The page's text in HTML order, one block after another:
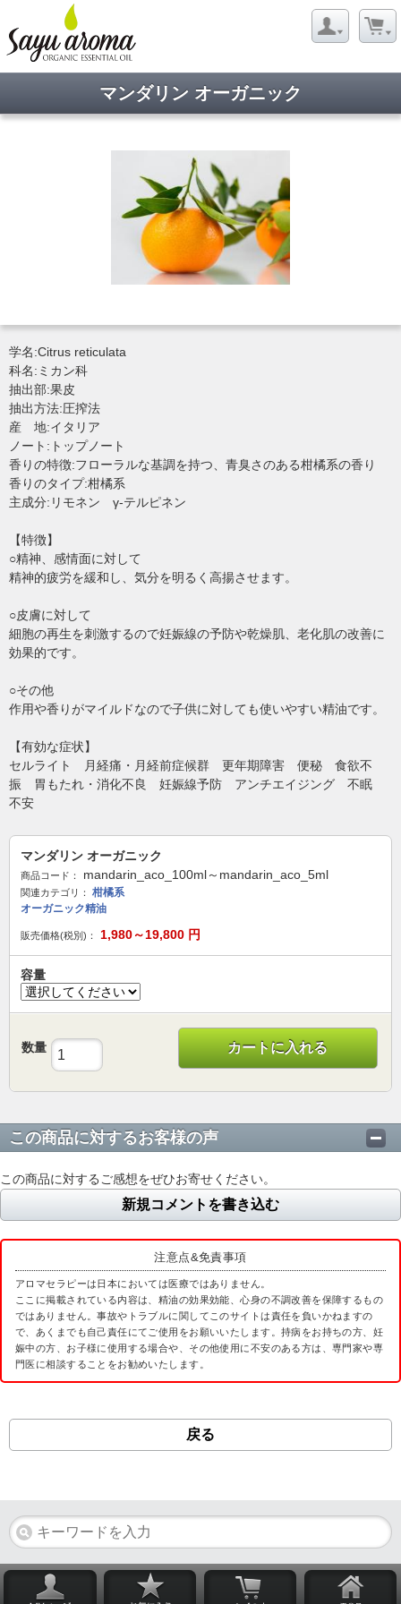
マンダリン オーガニック
学名:Citrus reticulata
科名:ミカン科
抽出部:果皮
抽出方法:圧搾法
産 地:イタリア
ノート:トップノート
香りの特徴:フローラルな基調を持つ、青臭さのある柑橘系の香り
香りのタイプ:柑橘系
主成分:リモネン γ-テルピネン
【特徴】
○精神、感情面に対して
精神的疲労を緩和し、気分を明るく高揚させます。
○皮膚に対して
細胞の再生を刺激するので妊娠線の予防や乾燥肌、老化肌の改善に
効果的です。
○その他
作用や香りがマイルドなので子供に対しても使いやすい精油です。
【有効な症状】
セルライト 月経痛・月経前症候群 更年期障害 便秘 食欲不
振 胃もたれ・消化不良 妊娠線予防 アンチエイジング 不眠
不安
マンダリン オーガニック
商品コード： mandarin_aco_100ml～mandarin_aco_5ml
関連カテゴリ：
柑橘系
オーガニック精油
販売価格(税別)： 1,980～19,800 円
容量
数量 カートに入れる
この商品に対するお客様の声
この商品に対するご感想をぜひお寄せください。
新規コメントを書き込む
注意点&免責事項
アロマセラピーは日本においては医療ではありません。
ここに掲載されている内容は、精油の効果効能、心身の不調改善を保障するもの
ではありません。事故やトラブルに関してこのサイトは責任を負いかねますの
で、あくまでも自己責任にてご使用をお願いいたします。持病をお持ちの方、妊
娠中の方、お子様に使用する場合や、その他使用に不安のある方は、専門家や専
門医に相談することをお勧めいたします。
戻る